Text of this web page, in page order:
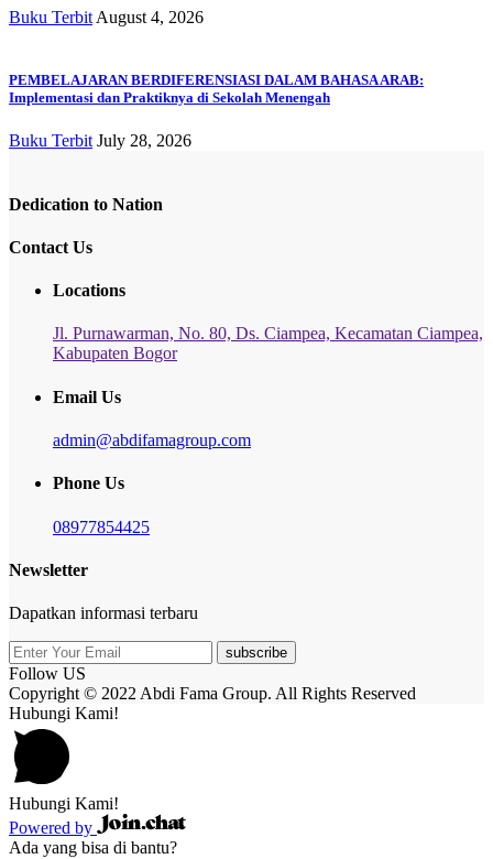
Buku Terbit August 4, 2026
PEMBELAJARAN BERDIFERENSIASI DALAM BAHASA ARAB:
Implementasi dan Praktiknya di Sekolah Menengah
Buku Terbit July 28, 2026
Dedication to Nation
Contact Us
Locations
Jl. Purnawarman, No. 80, Ds. Ciampea, Kecamatan Ciampea,
Kabupaten Bogor
Email Us
admin@abdifamagroup.com
Phone Us
08977854425
Newsletter
Dapatkan informasi terbaru
subscribe
Follow US
Copyright © 2022 Abdi Fama Group. All Rights Reserved
Hubungi Kami!
Hubungi Kami!
Powered by
Ada yang bisa di bantu?